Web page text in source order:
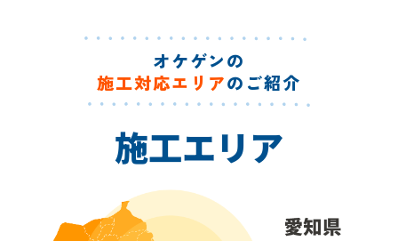
オケゲンの
施工対応エリアのご紹介
施工エリア